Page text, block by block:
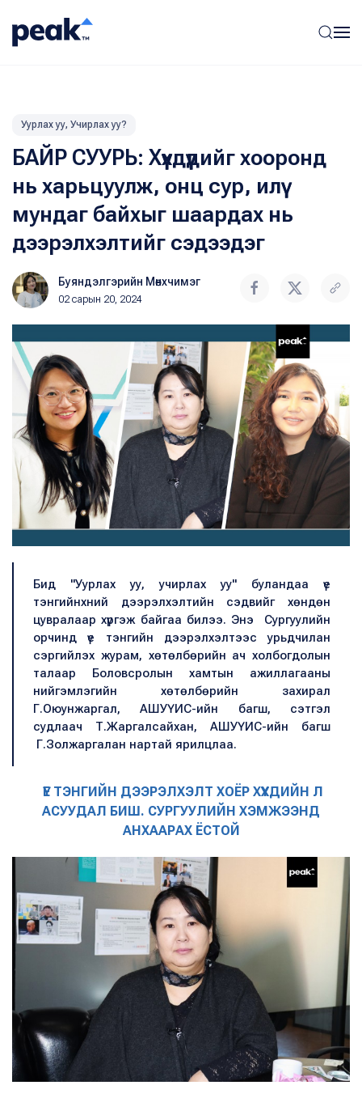
Уурлах уу, Учирлах уу?
БАЙР СУУРЬ: Хүүхдүүдийг хооронд
нь харьцуулж, онц сур, илүү
мундаг байхыг шаардах нь
дээрэлхэлтийг сэдээдэг
Буяндэлгэрийн Мөнхчимэг
02 сарын 20, 2024
Бид "Уурлах уу, учирлах уу" буландаа үе
тэнгийнхний дээрэлхэлтийн сэдвийг хөндөн
цувралаар хүргэж байгаа билээ. Энэ Сургуулийн
орчинд үе тэнгийн дээрэлхэлтээс урьдчилан
сэргийлэх журам, хөтөлбөрийн ач холбогдолын
талаар Боловсролын хамтын ажиллагааны
нийгэмлэгийн хөтөлбөрийн захирал
Г.Оюунжаргал, АШУҮИС-ийн багш, сэтгэл
судлаач Т.Жаргалсайхан, АШУҮИС-ийн багш
Г.Золжаргалан нартай ярилцлаа.
ҮЕ ТЭНГИЙН ДЭЭРЭЛХЭЛТ ХОЁР ХҮҮХДИЙН Л
АСУУДАЛ БИШ. СУРГУУЛИЙН ХЭМЖЭЭНД
АНХААРАХ ЁСТОЙ